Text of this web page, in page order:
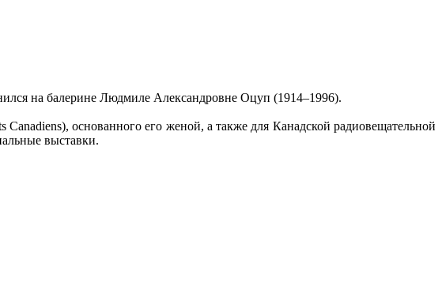
на балерине Людмиле Александровне Оцуп (1914–1996).
основанного его женой, а также для Канадской радиовещательной
выставки.